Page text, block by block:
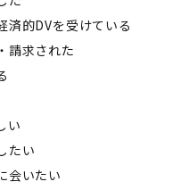
的DVを受けている
請求された
い
たい
会いたい